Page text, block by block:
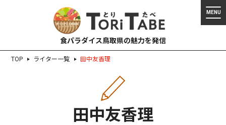
食パラダイス鳥取県の魅力を発信
TOP ライター一覧 田中友香理
田中友香理